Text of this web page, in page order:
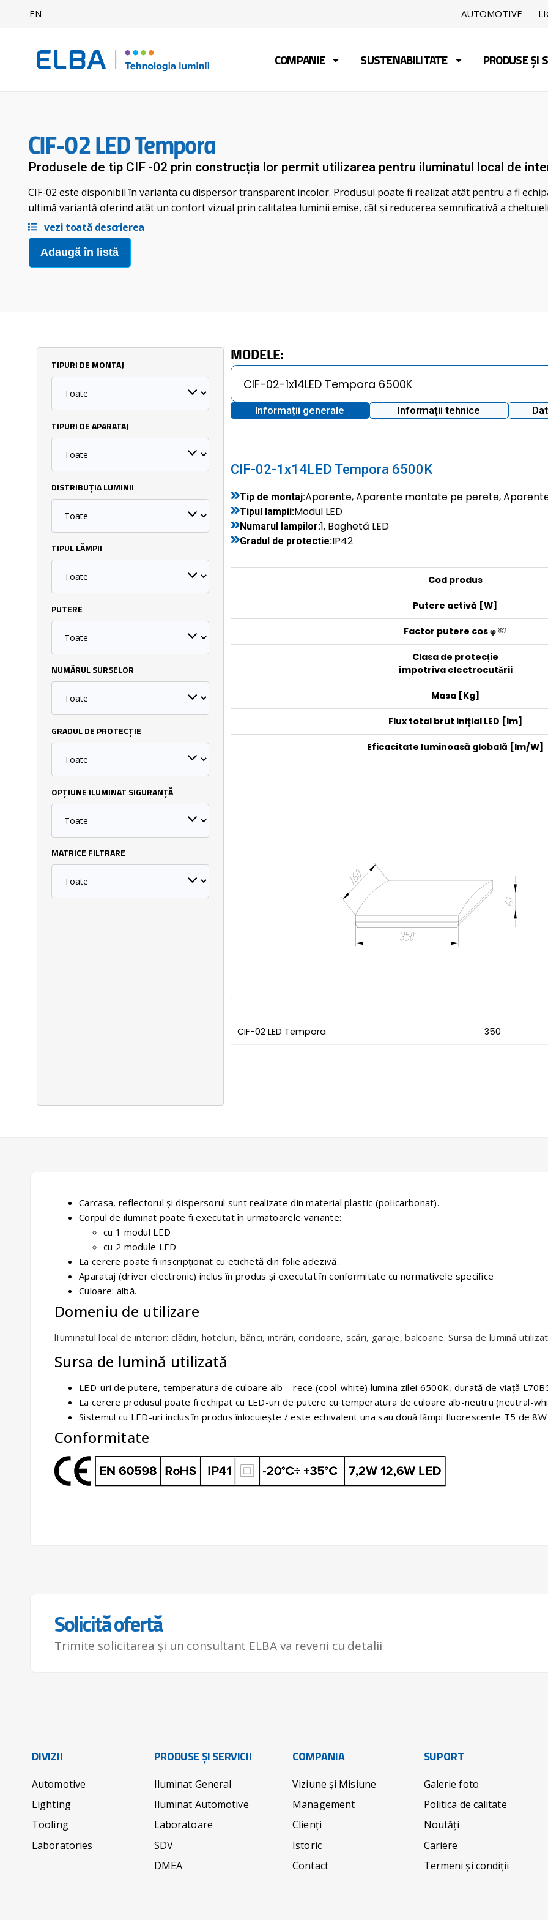
EN AUTOMOTIVE
COMPANIE SUSTENABILITATE PRODUSE ȘI
CIF-02 LED Tempora
Produsele de tip CIF -02 prin construcția lor permit utilizarea pentru iluminatul local de
CIF-02 este disponibil în varianta cu dispersor transparent incolor. Produsul poate fi realizat atât pentru a fi
ultimă variantă oferind atât un confort vizual prin calitatea luminii emise, cât și reducerea semnificativă a
vezi toată descrierea
Adaugă în listă
TIPURI DE MONTAJ
TIPURI DE APARATAJ
DISTRIBUȚIA LUMINII
TIPUL LĂMPII
PUTERE
NUMĂRUL SURSELOR
GRADUL DE PROTECȚIE
OPȚIUNE ILUMINAT SIGURANȚĂ
MATRICE FILTRARE
MODELE:
Informații generale Informații tehnice
CIF-02-1x14LED Tempora 6500K
Tip de montaj:Aparente, Aparente montate pe perete,
Tipul lampii:Modul LED
Numarul lampilor:1, Baghetă LED
Gradul de protectie:IP42
Cod produs
Putere activă [W]
Factor putere cos φ ￼
Clasa de protecție
împotriva electrocutării
Masa [Kg]
Flux total brut inițial LED [lm]
Eficacitate luminoasă globală [lm/W]
CIF-02 LED Tempora 350
Carcasa, reflectorul şi dispersorul sunt realizate din material plastic (poIicarbonat).
Corpul de iluminat poate fi executat în urmatoarele variante:
cu 1 modul LED
cu 2 module LED
La cerere poate fi inscripţionat cu etichetă din folie adezivă.
Aparataj (driver electronic) inclus în produs şi executat în conformitate cu normativele specifice
Culoare: albă.
Domeniu de utilizare
lIuminatul local de interior: clădiri, hoteluri, bănci, intrări, coridoare, scări, garaje, balcoane. Sursa de lumină
Sursa de lumină utilizată
LED-uri de putere, temperatura de culoare alb – rece (cool-white) lumina zilei 6500K, durată de viaţă
La cerere produsul poate fi echipat cu LED-uri de putere cu temperatura de culoare alb-neutru (neutral-
Sistemul cu LED-uri inclus în produs înlocuieşte / este echivalent una sau două lămpi fluorescente T5 de 8W
Conformitate
Solicită ofertă
Trimite solicitarea și un consultant ELBA va reveni cu detalii
DIVIZII
Automotive
Lighting
Tooling
Laboratories
PRODUSE ȘI SERVICII
Iluminat General
Iluminat Automotive
Laboratoare
SDV
DMEA
COMPANIA
Viziune și Misiune
Management
Clienți
Istoric
Contact
SUPORT
Galerie foto
Politica de calitate
Noutăți
Cariere
Termeni și condiții